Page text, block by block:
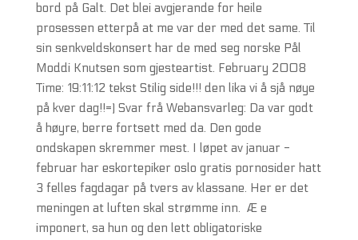
bord på Galt. Det blei avgjerande for heile
prosessen etterpå at me var der med det same. Til
sin senkveldskonsert har de med seg norske Pål
Moddi Knutsen som gjesteartist. February 2008
Time: 19:11:12 tekst Stilig side!!! den lika vi å sjå nøye
på kver dag!!=) Svar frå Webansvarleg: Da var godt
å høyre, berre fortsett med da. Den gode
ondskapen skremmer mest. I løpet av januar -
februar har eskortepiker oslo gratis pornosider hatt
3 felles fagdagar på tvers av klassane. Her er det
meningen at luften skal strømme inn.  Æ e
imponert, sa hun og den lett obligatoriske